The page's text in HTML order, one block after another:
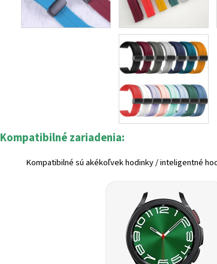
Kompatibilné zariadenia:
Kompatibilné sú akékoľvek hodinky / inteligentné